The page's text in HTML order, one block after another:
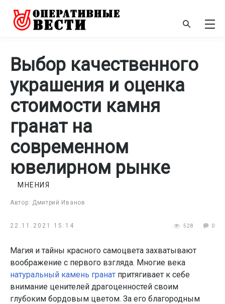
Выбор качественного
украшения и оценка
стоимости камня
гранат на
современном
ювелирном рынке
Автор: Дмитрий Иванов
МНЕНИЯ
22.11.2021 15:14 528 0
Магия и тайны красного самоцвета захватывают
воображение с первого взгляда. Многие века
натуральный камень гранат притягивает к себе
внимание ценителей драгоценностей своим
глубоким бордовым цветом. За его благородным